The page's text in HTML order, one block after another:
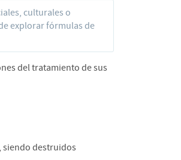
culturales o
explorar fórmulas de
del tratamiento de sus
siendo destruidos